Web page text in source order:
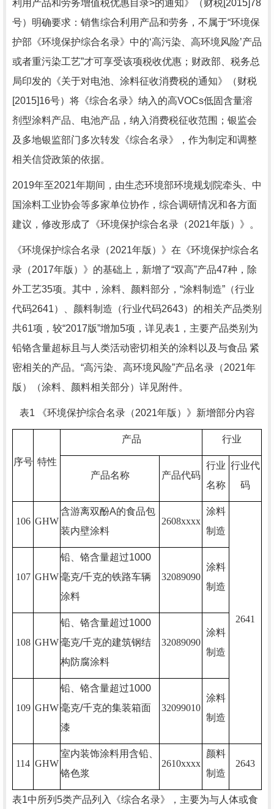
利用产品和劳务增值税优惠目录>的通知》（财税[2015]78
号）明确要求：销售综合利用产品和劳务，不属于“环境保
护部《环境保护综合名录》中的‘高污染、高环境风险’产品
或者重污染工艺”才可享受该项税收优惠；财政部、税务总
局印发的《关于对电池、涂料征收消费税的通知》（财税
[2015]16号）将《综合名录》纳入的高VOCs低固含量溶
剂型涂料产品、电池产品，纳入消费税征收范围；银监会
及多地银监部门多次转发《综合名录》，作为制定和调整
相关信贷政策的依据。
2019年至2021年期间，由生态环境部环境规划院牵头、中
国涂料工业协会等多家单位协作，综合调研情况和各方面
建议，修改形成了《环境保护综合名录（2021年版）》。
《环境保护综合名录（2021年版）》在《环境保护综合名
录（2017年版）》的基础上，新增了“双高”产品47种，除
外工艺35项。其中，涂料、颜料部分，“涂料制造”（行业
代码2641）、颜料制造（行业代码2643）的相关产品类别
共61项，较“2017版”增加5项，详见表1 ，主要产品类别为
铅铬含量超标且与人类活动密切相关的涂料以及与食品 紧
密相关的产品。“高污染、高环境风险”产品名录（2021年
版）（涂料、颜料相关部分）详见附件。
表1 《环境保护综合名录（2021年版）》新增部分内容
序号 特性
产品 行业
产品名称 产品代码
行业
名称
行业代
码
106 GHW
含游离双酚A的食品包
装内壁涂料
2608xxxx
涂料
制造
2641
107 GHW
铅、铬含量超过1000
毫克/千克的铁路车辆
涂料
32089090
涂料
制造
108 GHW
铅、铬含量超过1000
毫克/千克的建筑钢结
构防腐涂料
32089090
涂料
制造
109 GHW
铅、铬含量超过1000
毫克/千克的集装箱面
漆
32099010
涂料
制造
114 GHW
室内装饰涂料用含铅、
铬色浆
2610xxxx
颜料
制造
2643
表1中所列 5类产品列入《综合名录》，主要为与人体或食